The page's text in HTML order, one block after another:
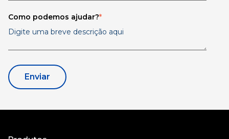
Como podemos ajudar?*